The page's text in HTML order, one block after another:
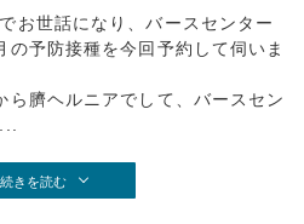
お世話になり、バースセンター
予防接種を今回予約して伺いま
ら臍ヘルニアでして、バースセン
続きを読む